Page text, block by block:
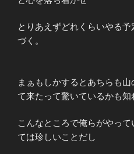
とりあえずどれくらいやる
づく。
まぁもしかするとあちらも
て来たって驚いているかも知
こんなところで俺らがやっ
ては珍しいことだし